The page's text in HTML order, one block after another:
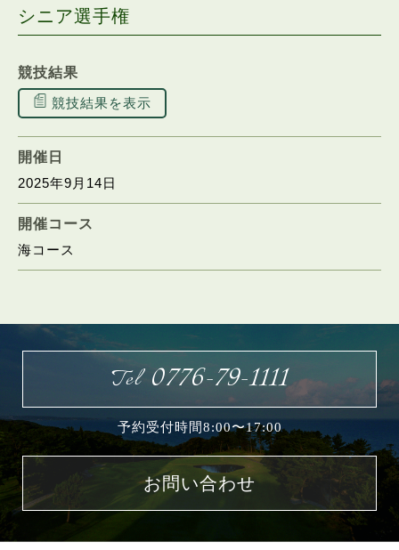
プレー予約
採用情報
交通アクセス
シニア選手権
競技結果
競技結果を表示
開催日
2025年9月14日
開催コース
海コース
Tel 0776-79-1111
予約受付時間8:00〜17:00
お問い合わせ